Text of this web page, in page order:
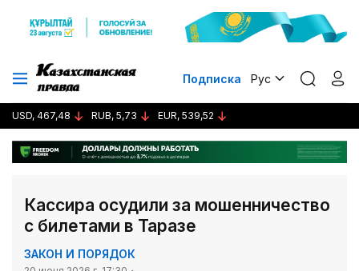
Подписка Рус
USD, 467,48 RUB, 5,73 EUR, 539,52
Кассира осудили за мошенничество
с билетами в Таразе
ЗАКОН И ПОРЯДОК